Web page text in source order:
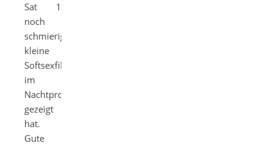
Sat 1
noch
schmierige
kleine
Softsexfilmchen
im
Nachtprogramm
gezeigt
hat.
Gute